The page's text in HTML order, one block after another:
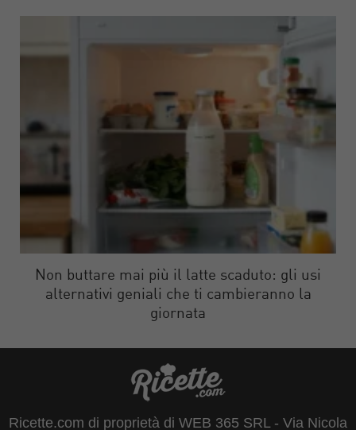
Non buttare mai più il latte scaduto: gli usi
alternativi geniali che ti cambieranno la
giornata
Ricette.com di proprietà di WEB 365 SRL - Via Nicola